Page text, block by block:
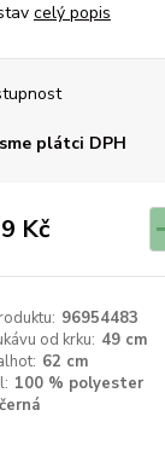
celý popis
plátci DPH
Kč
96954483
od krku: 49 cm
62 cm
100 % polyester
černá